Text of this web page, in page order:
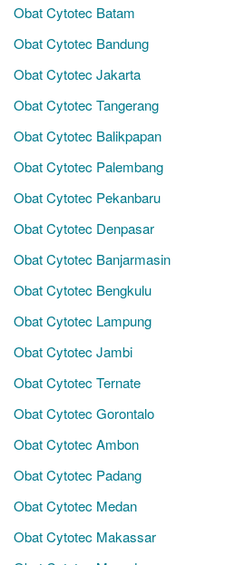
Obat Cytotec Batam
Obat Cytotec Bandung
Obat Cytotec Jakarta
Obat Cytotec Tangerang
Obat Cytotec Balikpapan
Obat Cytotec Palembang
Obat Cytotec Pekanbaru
Obat Cytotec Denpasar
Obat Cytotec Banjarmasin
Obat Cytotec Bengkulu
Obat Cytotec Lampung
Obat Cytotec Jambi
Obat Cytotec Ternate
Obat Cytotec Gorontalo
Obat Cytotec Ambon
Obat Cytotec Padang
Obat Cytotec Medan
Obat Cytotec Makassar